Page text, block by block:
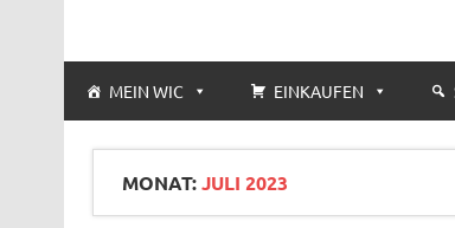
MEIN WIC EINKAUFEN
MONAT:JULI 2023